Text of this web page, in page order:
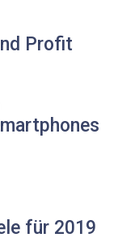
Profit
für 2019